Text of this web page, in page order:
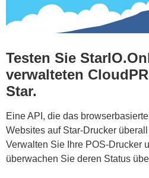
Testen Sie
verwalteten
Star.
Eine API, die das
Websites auf Star-Drucker
Verwalten Sie Ihre POS-Drucker
überwachen Sie deren Status